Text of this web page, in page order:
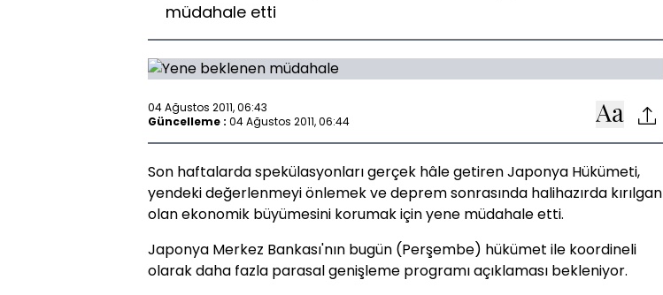
müdahale etti
04 Ağustos 2011, 06:43
Güncelleme : 04 Ağustos 2011, 06:44
Son haftalarda spekülasyonları gerçek hâle getiren Japonya Hükümeti,
yendeki değerlenmeyi önlemek ve deprem sonrasında halihazırda kırılgan
olan ekonomik büyümesini korumak için yene müdahale etti.
Japonya Merkez Bankası'nın bugün (Perşembe) hükümet ile koordineli
olarak daha fazla parasal genişleme programı açıklaması bekleniyor.